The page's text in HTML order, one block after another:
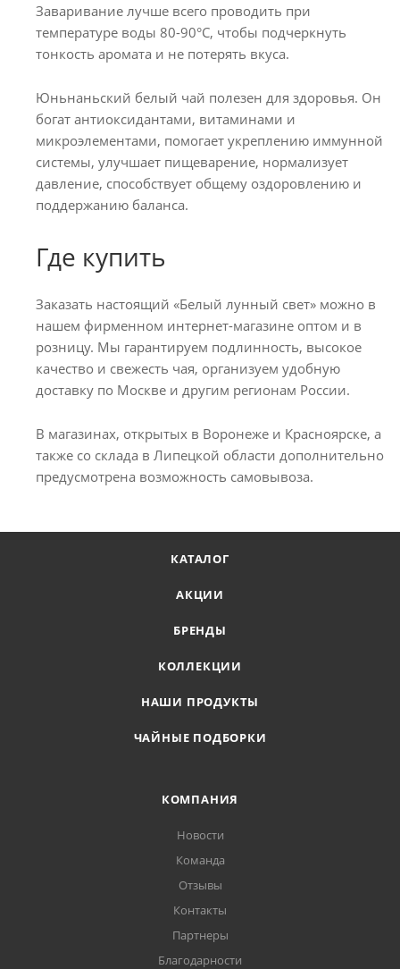
Заваривание лучше всего проводить при
температуре воды 80-90°С, чтобы подчеркнуть
тонкость аромата и не потерять вкуса.
Юньнаньский белый чай полезен для здоровья. Он
богат антиоксидантами, витаминами и
микроэлементами, помогает укреплению иммунной
системы, улучшает пищеварение, нормализует
давление, способствует общему оздоровлению и
поддержанию баланса.
Где купить
Заказать настоящий «Белый лунный свет» можно в
нашем фирменном интернет-магазине оптом и в
розницу. Мы гарантируем подлинность, высокое
качество и свежесть чая, организуем удобную
доставку по Москве и другим регионам России.
В магазинах, открытых в Воронеже и Красноярске, а
также со склада в Липецкой области дополнительно
предусмотрена возможность самовывоза.
КАТАЛОГ
АКЦИИ
БРЕНДЫ
КОЛЛЕКЦИИ
НАШИ ПРОДУКТЫ
ЧАЙНЫЕ ПОДБОРКИ
КОМПАНИЯ
Новости
Команда
Отзывы
Контакты
Партнеры
Благодарности